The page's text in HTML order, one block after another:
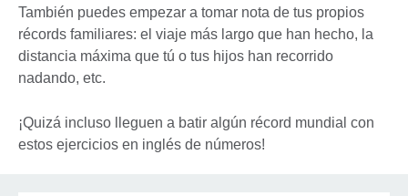
También puedes empezar a tomar nota de tus propios
récords familiares: el viaje más largo que han hecho, la
distancia máxima que tú o tus hijos han recorrido
nadando, etc.
¡Quizá incluso lleguen a batir algún récord mundial con
estos ejercicios en inglés de números!